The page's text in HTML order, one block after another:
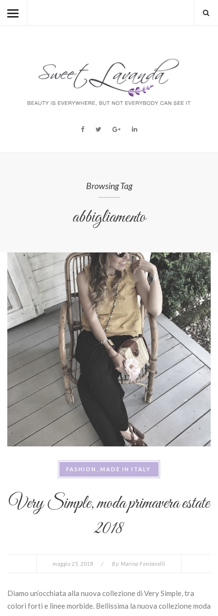
HOME
Browsing Tag
abbigliamento
FASHION MADE IN ITALY
Very Simple, moda primavera estate
2018
maggio 25, 2018 / By:Marina Fontanelli
Diamo un’occhiata alla nuova collezione di Very Simple, tra
colori forti e linee morbide. Bellissima la nuova collezione moda